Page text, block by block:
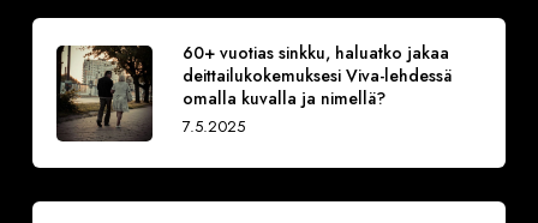
60+ vuotias sinkku, haluatko jakaa
deittailukokemuksesi Viva-lehdessä
omalla kuvalla ja nimellä?
7.5.2025